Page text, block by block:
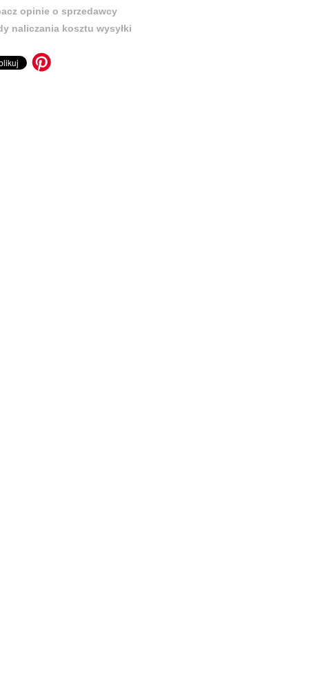
opinie o sprzedawcy
naliczania kosztu wysyłki